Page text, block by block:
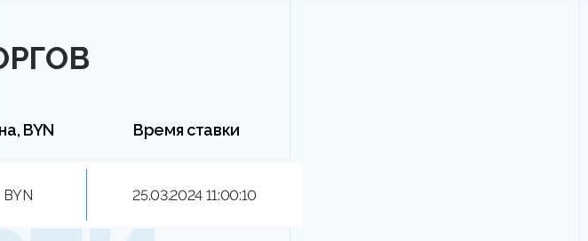
BYN Время ставки
25.03.2024 11:00:10